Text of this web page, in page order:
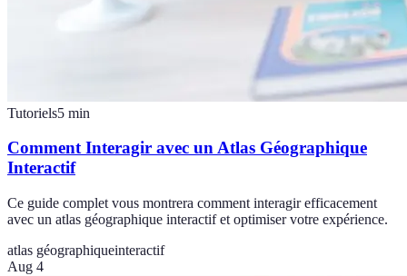
Tutoriels5 min
Comment Interagir avec un Atlas Géographique
Interactif
Ce guide complet vous montrera comment interagir efficacement
avec un atlas géographique interactif et optimiser votre expérience.
atlas géographiqueinteractif
Aug 4